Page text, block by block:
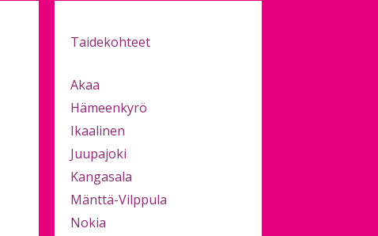
Taidekohteet
Akaa
Hämeenkyrö
Ikaalinen
Juupajoki
Kangasala
Mänttä-Vilppula
Nokia